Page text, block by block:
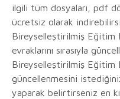
ilgili tüm dosyaları, pdf
ücretsiz olarak
Bireyselleştirilmiş Eğitim
evraklarını sırasıyla
Bireyselleştirilmiş Eğitim
güncellenmesini
yaparak belirtirseniz en